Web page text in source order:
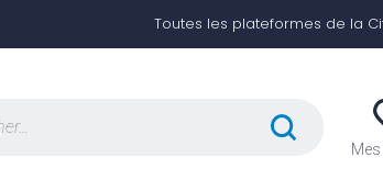
Toutes les plateformes de la